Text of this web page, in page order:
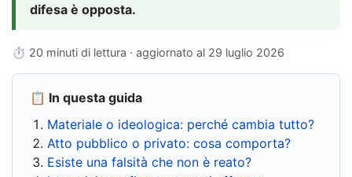
difesa è opposta.
⏱ 20 minuti di lettura · aggiornato al 29 luglio 2026
📋 In questa guida
Materiale o ideologica: perché cambia tutto?
Atto pubblico o privato: cosa comporta?
Esiste una falsità che non è reato?